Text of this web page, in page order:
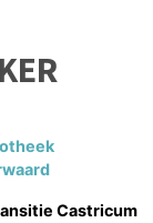
Castricum